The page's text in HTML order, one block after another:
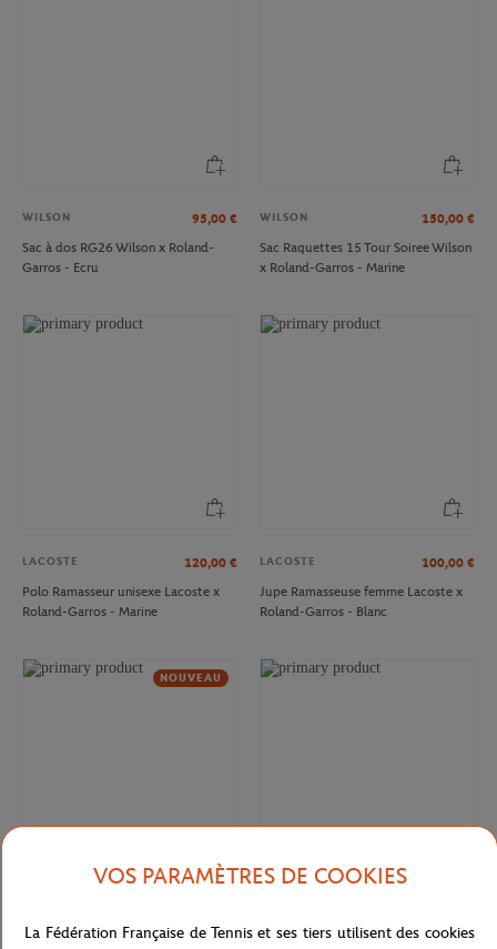
WILSON 95,00 €
Sac à dos RG26 Wilson x Roland-
Garros - Ecru
WILSON 150,00 €
Sac Raquettes 15 Tour Soiree Wilson
x Roland-Garros - Marine
LACOSTE 120,00 €
Polo Ramasseur unisexe Lacoste x
Roland-Garros - Marine
LACOSTE 100,00 €
Jupe Ramasseuse femme Lacoste x
Roland-Garros - Blanc
NOUVEAU
T-Shirt Club homme Lacoste x
T-shirt Performance homme Lacoste
VOS PARAMÈTRES DE COOKIES
La Fédération Française de Tennis et ses tiers utilisent des cookies